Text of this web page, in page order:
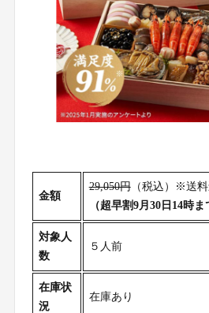
金額
29,050円（税込）※送
（超早割9月30日14時ま
対象人
数
５人前
在庫状
況
在庫あり